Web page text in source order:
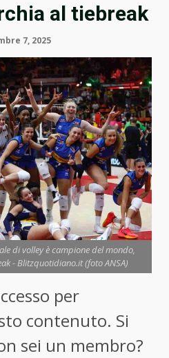
al tiebreak
7, 2025
di volley è campione del mondo,
- Blitzquotidiano.it (foto ANSA)
per
contenuto. Si
sei un membro?